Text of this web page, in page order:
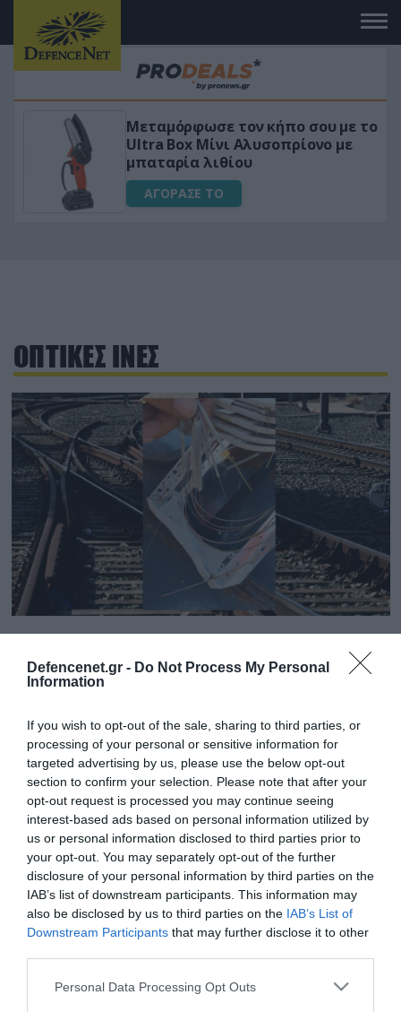
Defencenet.gr - Do Not Process My Personal
Information
If you wish to opt-out of the sale, sharing to third parties, or
processing of your personal or sensitive information for
targeted advertising by us, please use the below opt-out
section to confirm your selection. Please note that after your
opt-out request is processed you may continue seeing
interest-based ads based on personal information utilized by
us or personal information disclosed to third parties prior to
your opt-out. You may separately opt-out of the further
disclosure of your personal information by third parties on the
IAB’s list of downstream participants. This information may
also be disclosed by us to third parties on the IAB’s List of
Downstream Participants that may further disclose it to other
Please note that this website/app uses one or more Google
Personal Data Processing Opt Outs
Μεταμόρφωσε τον κήπο σου με το
Ultra Box Μίνι Αλυσοπρίονο με
μπαταρία λιθίου
ΑΓΟΡΑΣΕ ΤΟ
ΟΠΤΙΚΕΣ ΙΝΕΣ
Παραλίγο νέα σιδηροδρομική τραγωδία:
Έκοψαν με ψαλίδι τις οπτικές ίνες στο
δίκτυο μεταξύ Θήβας και Δαύλειας! (φώτο)
Η βλάβη είχε ως αποτέλεσμα τη διακοπή
επικοινωνίας και την αδυναμία χειρισμού στους
ενδιάμεσους σταθμούς